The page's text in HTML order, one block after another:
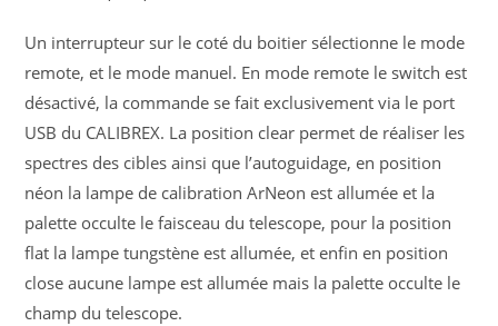
Un interrupteur sur le coté du boitier sélectionne le mode
remote, et le mode manuel. En mode remote le switch est
désactivé, la commande se fait exclusivement via le port
USB du CALIBREX. La position clear permet de réaliser les
spectres des cibles ainsi que l’autoguidage, en position
néon la lampe de calibration ArNeon est allumée et la
palette occulte le faisceau du telescope, pour la position
flat la lampe tungstène est allumée, et enfin en position
close aucune lampe est allumée mais la palette occulte le
champ du telescope.